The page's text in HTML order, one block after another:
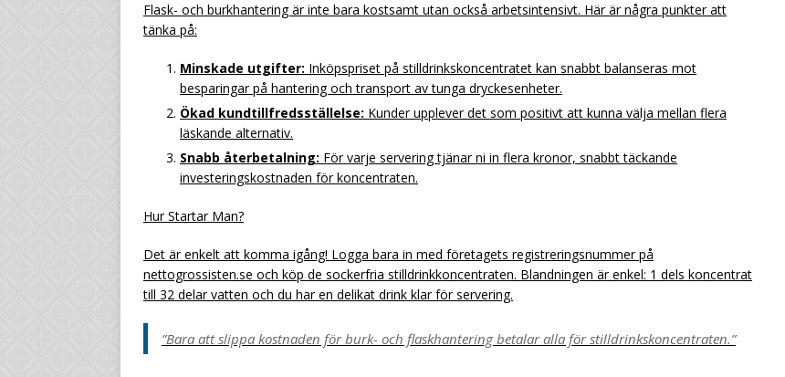
Flask- och burkhantering är inte bara kostsamt utan också arbetsintensivt. Här är några punkter att
tänka på:
Minskade utgifter: Inköpspriset på stilldrinkskoncentratet kan snabbt balanseras mot
besparingar på hantering och transport av tunga dryckesenheter.
Ökad kundtillfredsställelse: Kunder upplever det som positivt att kunna välja mellan flera
läskande alternativ.
Snabb återbetalning: För varje servering tjänar ni in flera kronor, snabbt täckande
investeringskostnaden för koncentraten.
Hur Startar Man?
Det är enkelt att komma igång! Logga bara in med företagets registreringsnummer på
nettogrossisten.se och köp de sockerfria stilldrinkkoncentraten. Blandningen är enkel: 1 dels koncentrat
till 32 delar vatten och du har en delikat drink klar för servering.
”Bara att slippa kostnaden för burk- och flaskhantering betalar alla för stilldrinkskoncentraten.”